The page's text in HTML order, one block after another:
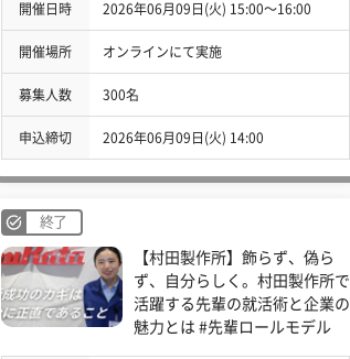
開催日時 2026年06月09日(火) 15:00〜16:00
開催場所 オンラインにて実施
募集人数 300名
申込締切 2026年06月09日(火) 14:00
終了
【村田製作所】飾らず、偽ら
ず、自分らしく。村田製作所で
活躍する先輩の就活術と企業の
魅力とは #先輩ロールモデル